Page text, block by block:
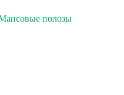
полозы